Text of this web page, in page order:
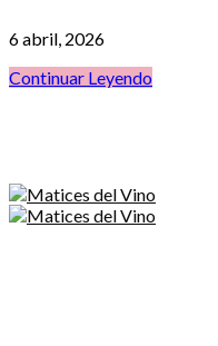
6 abril, 2026
Continuar Leyendo